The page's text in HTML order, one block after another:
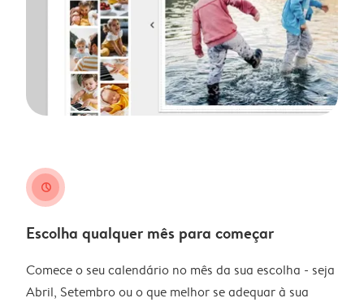
clock
Escolha qualquer mês para começar
Comece o seu calendário no mês da sua escolha - seja
Abril, Setembro ou o que melhor se adequar à sua